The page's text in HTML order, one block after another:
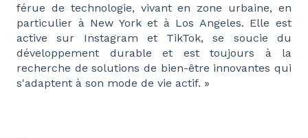
férue de technologie, vivant en zone urbaine, en
particulier à New York et à Los Angeles. Elle est
active sur Instagram et TikTok, se soucie du
développement durable et est toujours à la
recherche de solutions de bien-être innovantes qui
s'adaptent à son mode de vie actif. »